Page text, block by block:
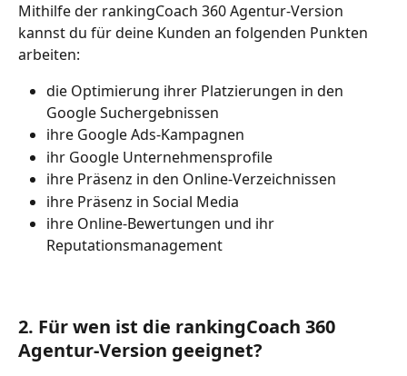
Mithilfe der rankingCoach 360 Agentur-Version
kannst du für deine Kunden an folgenden Punkten
arbeiten:
die Optimierung ihrer Platzierungen in den
Google Suchergebnissen
ihre Google Ads-Kampagnen
ihr Google Unternehmensprofile
ihre Präsenz in den Online-Verzeichnissen
ihre Präsenz in Social Media
ihre Online-Bewertungen und ihr
Reputationsmanagement
2. Für wen ist die rankingCoach 360
Agentur-Version geeignet?